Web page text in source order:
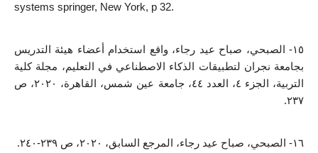
systems springer, New York, p 32.
٢٣٧.
١٦- الصبحي، صباح عيد رجاء، المرجع السابق، ٢٠٢٠، ص ٢٣٩-٢٤٠.